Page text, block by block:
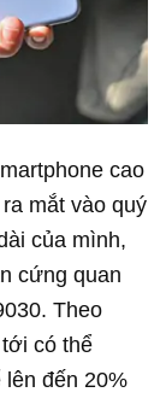
cao
mắt vào quý
của mình,
cứng quan
Theo
có thể
lên đến 20%